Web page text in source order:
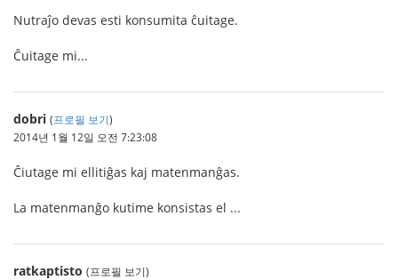
Nutraĵo devas esti konsumita ĉuitage.
Ĉuitage mi...
dobri (프로필 보기)
2014년 1월 12일 오전 7:23:08
Ĉiutage mi ellitiĝas kaj matenmanĝas.
La matenmanĝo kutime konsistas el ...
ratkaptisto (프로필 보기)